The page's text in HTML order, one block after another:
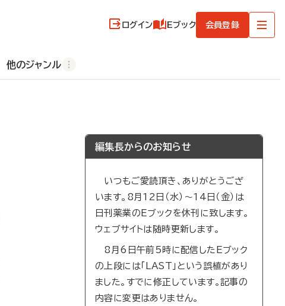
ログイン Eブック 会員登録
他のジャンル
編集長からのお知らせ
いつもご愛読頂き、ありがとうござ
います。8月12日（水）～14日（金）は
日刊薬業のEブックを休刊に致します。
ウェブサイトは随時更新します。
8月6日午前5時に配信したEブック
の上段には「LAST」という誤植があり
ました。すでに修正しています。記事の
内容に変更はありません。